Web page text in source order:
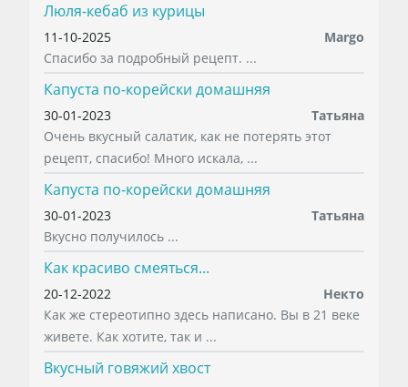
Люля-кебаб из курицы
11-10-2025
Margo
Спасибо за подробный рецепт. ...
Капуста по-корейски домашняя
30-01-2023
Татьяна
Очень вкусный салатик, как не потерять этот
рецепт, спасибо! Много искала, ...
Капуста по-корейски домашняя
30-01-2023
Татьяна
Вкусно получилось ...
Как красиво смеяться...
20-12-2022
Некто
Как же стереотипно здесь написано. Вы в 21 веке
живете. Как хотите, так и ...
Вкусный говяжий хвост